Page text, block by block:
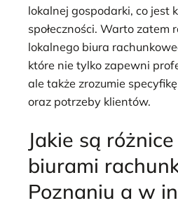
lokalnej gospodarki, co jest
społeczności. Warto zatem
lokalnego biura
które nie tylko zapewni
ale także zrozumie
oraz potrzeby klientów.
Jakie są
biurami
Poznaniu a w